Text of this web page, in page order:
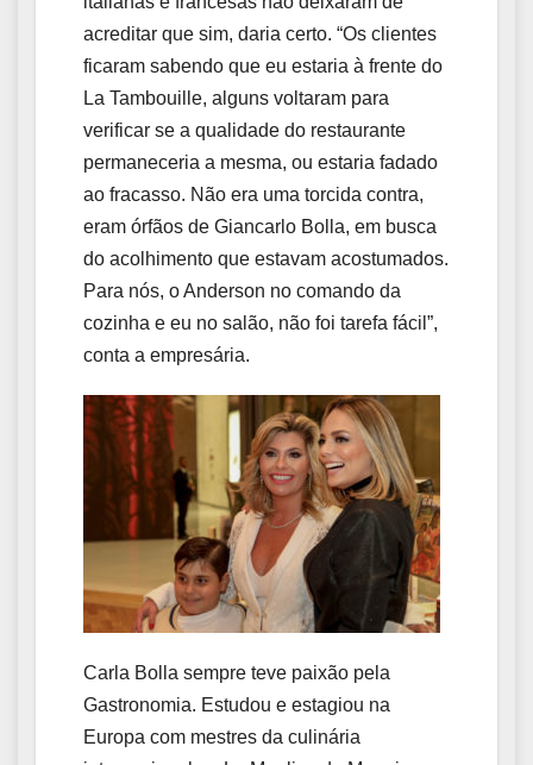
acreditar que sim, daria certo. “Os clientes
ficaram sabendo que eu estaria à frente do
La Tambouille, alguns voltaram para
verificar se a qualidade do restaurante
permaneceria a mesma, ou estaria fadado
ao fracasso. Não era uma torcida contra,
eram órfãos de Giancarlo Bolla, em busca
do acolhimento que estavam acostumados.
Para nós, o Anderson no comando da
cozinha e eu no salão, não foi tarefa fácil”,
conta a empresária.
Carla Bolla sempre teve paixão pela
Gastronomia. Estudou e estagiou na
Europa com mestres da culinária